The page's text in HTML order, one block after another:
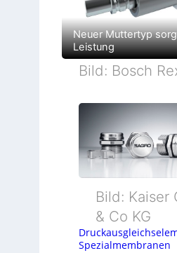
Neuer Muttertyp
Leistung
Bild: Bosch
Bild: Kaiser
& Co KG
Spezialmembranen